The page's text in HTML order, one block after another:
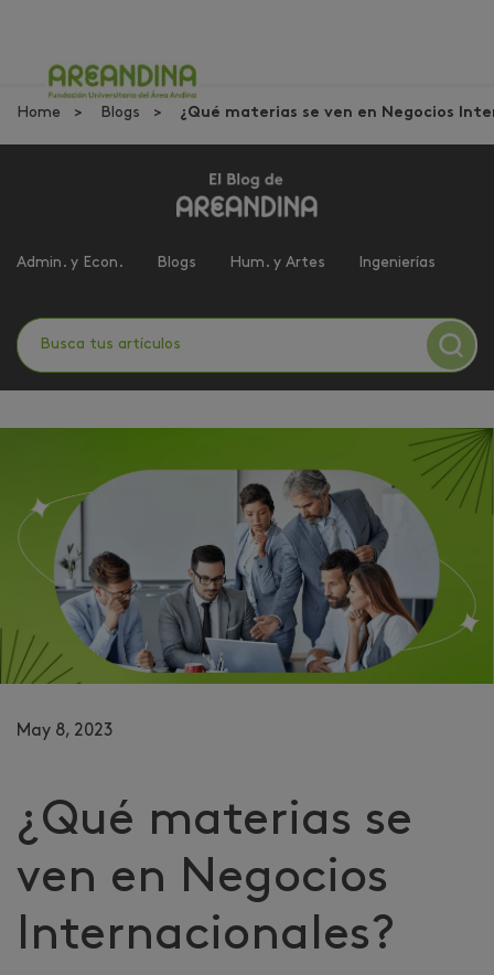
Home Blogs ¿Qué materias se ven en Negocios
Admin. y Econ. Blogs Hum. y Artes Ingenierías
May 8, 2023
¿Qué materias se
ven en Negocios
Internacionales?